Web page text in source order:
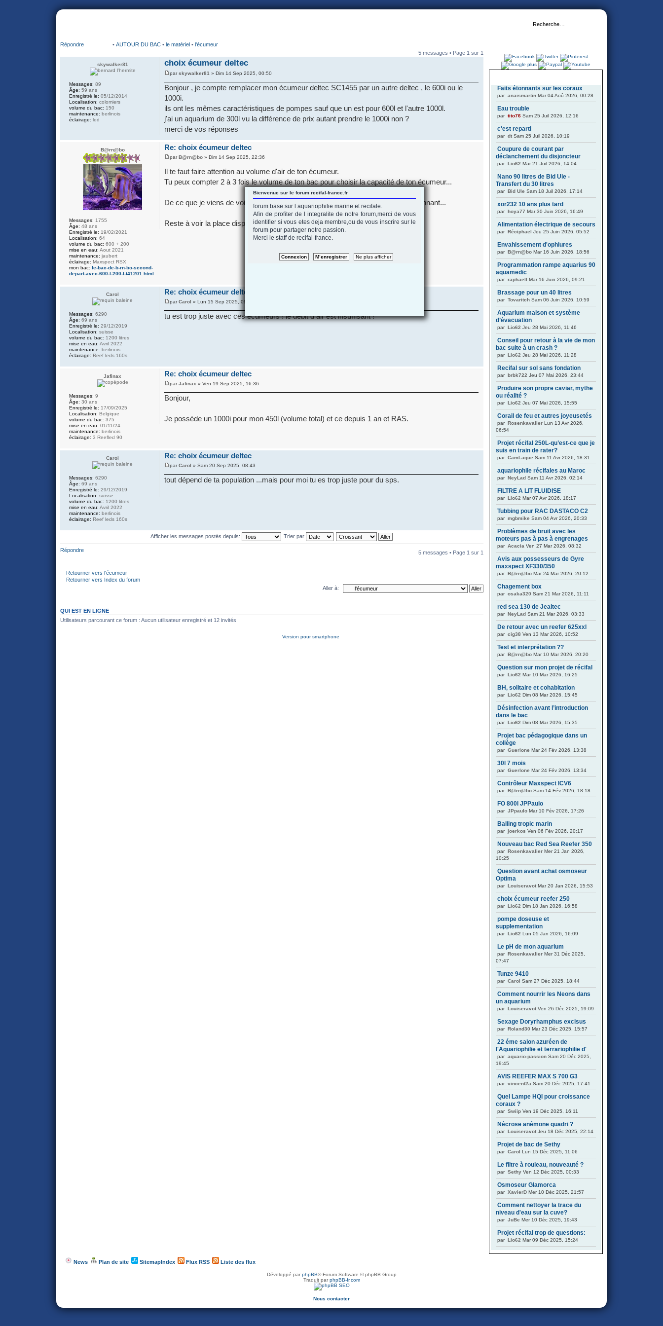
Bienvenue sur le forum recifal-france.fr
forum base sur l aquariophilie marine et recifale.
Afin de profiter de l integralite de notre forum,merci de vous
identifier si vous etes deja membre,ou de vous inscrire sur le
forum pour partager notre passion.
Merci le staff de recifal-france.
Répondre • AUTOUR DU BAC • le matériel • l'écumeur
5 messages • Page 1 sur 1
choix écumeur deltec
parskywalker81 » Dim 14 Sep 2025, 00:50
Bonjour , je compte remplacer mon écumeur deltec SC1455 par un autre deltec , le 600i ou le
1000i.
ils ont les mêmes caractéristiques de pompes sauf que un est pour 600l et l'autre 1000l.
j'ai un aquarium de 300l vu la différence de prix autant prendre le 1000i non ?
merci de vos réponses
skywalker81
Messages: 89
Âge: 59 ans
Enregistré le: 05/12/2014
Localisation: colomiers
volume du bac: 150
maintenance: berlinois
éclairage: led
Re: choix écumeur deltec
parB@rn@bo » Dim 14 Sep 2025, 22:36
Il te faut faire attention au volume d'air de ton écumeur.
Tu peux compter 2 à 3 fois le volume de ton bac pour choisir la capacité de ton écumeur...
De ce que je viens de voir, les deux sont donnés pour 900 L/h en débit d'air... Étonnant...
Reste à voir la place disponible dans ta décante.
B@rn@bo
Messages: 1755
Âge: 48 ans
Enregistré le: 19/02/2021
Localisation: 64
volume du bac: 600 + 200
mise en eau: Aout 2021
maintenance: jaubert
éclairage: Maxspect RSX
mon bac: le-bac-de-b-rn-bo-second-
depart-avec-600-l-200-l-t41201.html
Re: choix écumeur deltec
parCarol » Lun 15 Sep 2025, 09:47
tu est trop juste avec ces écumeurs ! le débit d air est insuffisant !
Carol
Messages: 6290
Âge: 69 ans
Enregistré le: 29/12/2019
Localisation: suisse
volume du bac: 1200 litres
mise en eau: Avril 2022
maintenance: berlinois
éclairage: Reef leds 160s
Re: choix écumeur deltec
parJafinax » Ven 19 Sep 2025, 16:36
Bonjour,
Je possède un 1000i pour mon 450l (volume total) et ce depuis 1 an et RAS.
Jafinax
Messages: 9
Âge: 30 ans
Enregistré le: 17/09/2025
Localisation: Belgique
volume du bac: 375
mise en eau: 01/11/24
maintenance: berlinois
éclairage: 3 Reefled 90
Re: choix écumeur deltec
parCarol » Sam 20 Sep 2025, 08:43
tout dépend de ta population ...mais pour moi tu es trop juste pour du sps.
Carol
Messages: 6290
Âge: 69 ans
Enregistré le: 29/12/2019
Localisation: suisse
volume du bac: 1200 litres
mise en eau: Avril 2022
maintenance: berlinois
éclairage: Reef leds 160s
Afficher les messages postés depuis: Trier par
Répondre 5 messages • Page 1 sur 1
Retourner vers l'écumeur
Retourner vers Index du forum
Aller à:
QUI EST EN LIGNE
Utilisateurs parcourant ce forum : Aucun utilisateur enregistré et 12 invités
Version pour smartphone
Faits étonnants sur les coraux
par anaismartin Mar 04 Aoû 2026, 00:28
Eau trouble
par tito76 Sam 25 Juil 2026, 12:16
c'est reparti
par dt Sam 25 Juil 2026, 10:19
Coupure de courant par
déclanchement du disjoncteur
par Lio62 Mar 21 Juil 2026, 14:04
Nano 90 litres de Bid Ule -
Transfert du 30 litres
par Bid Ule Sam 18 Juil 2026, 17:14
xor232 10 ans plus tard
par hoya77 Mar 30 Juin 2026, 16:49
Alimentation électrique de secours
par Réciphael Jeu 25 Juin 2026, 05:52
Envahissement d'ophiures
par B@rn@bo Mar 16 Juin 2026, 18:56
Programmation rampe aquarius 90
aquamedic
par raphaell Mar 16 Juin 2026, 09:21
Brassage pour un 40 litres
par Tovaritch Sam 06 Juin 2026, 10:59
Aquarium maison et système
d’évacuation
par Lio62 Jeu 28 Mai 2026, 11:46
Conseil pour retour à la vie de mon
bac suite à un crash ?
par Lio62 Jeu 28 Mai 2026, 11:28
Recifal sur sol sans fondation
par brbk722 Jeu 07 Mai 2026, 23:44
Produire son propre caviar, mythe
ou réalité ?
par Lio62 Jeu 07 Mai 2026, 15:55
Corail de feu et autres joyeusetés
par Rosenkavalier Lun 13 Avr 2026,
06:54
Projet récifal 250L-qu’est-ce que je
suis en train de rater?
par CamLaque Sam 11 Avr 2026, 18:31
aquariophile récifales au Maroc
par NeyLad Sam 11 Avr 2026, 02:14
FILTRE A LIT FLUIDISE
par Lio62 Mar 07 Avr 2026, 18:17
Tubbing pour RAC DASTACO C2
par mgbmike Sam 04 Avr 2026, 20:33
Problèmes de bruit avec les
moteurs pas à pas à engrenages
par Acacia Ven 27 Mar 2026, 08:32
Avis aux possesseurs de Gyre
maxspect XF330/350
par B@rn@bo Mar 24 Mar 2026, 20:12
Chagement box
par osaka320 Sam 21 Mar 2026, 11:11
red sea 130 de Jealtec
par NeyLad Sam 21 Mar 2026, 03:33
De retour avec un reefer 625xxl
par cig38 Ven 13 Mar 2026, 10:52
Test et interprétation ??
par B@rn@bo Mar 10 Mar 2026, 20:20
Question sur mon projet de récifal
par Lio62 Mar 10 Mar 2026, 16:25
BH, solitaire et cohabitation
par Lio62 Dim 08 Mar 2026, 15:45
Désinfection avant l’introduction
dans le bac
par Lio62 Dim 08 Mar 2026, 15:35
Projet bac pédagogique dans un
collège
par Guerlone Mar 24 Fév 2026, 13:38
30l 7 mois
par Guerlone Mar 24 Fév 2026, 13:34
Contrôleur Maxspect ICV6
par B@rn@bo Sam 14 Fév 2026, 18:18
FO 800l JPPaulo
par JPpaulo Mar 10 Fév 2026, 17:26
Balling tropic marin
par joerkos Ven 06 Fév 2026, 20:17
Nouveau bac Red Sea Reefer 350
par Rosenkavalier Mer 21 Jan 2026,
10:25
Question avant achat osmoseur
Optima
par Louiseravot Mar 20 Jan 2026, 15:53
choix écumeur reefer 250
par Lio62 Dim 18 Jan 2026, 16:58
pompe doseuse et
supplementation
par Lio62 Lun 05 Jan 2026, 16:09
Le pH de mon aquarium
par Rosenkavalier Mer 31 Déc 2025,
07:47
Tunze 9410
par Carol Sam 27 Déc 2025, 18:44
Comment nourrir les Neons dans
un aquarium
par Louiseravot Ven 26 Déc 2025, 19:09
Sexage Doryrhamphus excisus
par Roland30 Mar 23 Déc 2025, 15:57
22 éme salon azuréen de
l'Aquariophilie et terrariophilie d'
par aquario-passion Sam 20 Déc 2025,
19:45
AVIS REEFER MAX S 700 G3
par vincent2a Sam 20 Déc 2025, 17:41
Quel Lampe HQI pour croissance
coraux ?
par Swiip Ven 19 Déc 2025, 16:11
Nécrose anémone quadri ?
par Louiseravot Jeu 18 Déc 2025, 22:14
Projet de bac de Sethy
par Carol Lun 15 Déc 2025, 11:06
Le filtre à rouleau, nouveauté ?
par Sethy Ven 12 Déc 2025, 00:33
Osmoseur Glamorca
par XavierD Mer 10 Déc 2025, 21:57
Comment nettoyer la trace du
niveau d'eau sur la cuve?
par JuBe Mer 10 Déc 2025, 19:43
Projet récifal trop de questions:
par Lio62 Mar 09 Déc 2025, 15:24
News Plan de site SitemapIndex Flux RSS Liste des flux
Développé parphpBB® Forum Software © phpBB Group
Traduit parphpBB-fr.com
Nous contacter